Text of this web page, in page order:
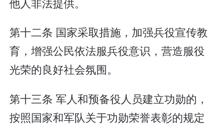
第十二条 国家采取措施，加强兵役宣传教
育，增强公民依法服兵役意识，营造服役
光荣的良好社会氛围。
第十三条 军人和预备役人员建立功勋的，
按照国家和军队关于功勋荣誉表彰的规定